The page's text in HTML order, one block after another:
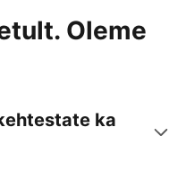
Oleme
ka